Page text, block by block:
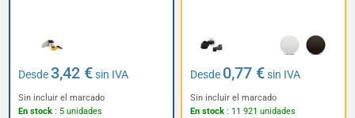
Desde3,42 €sin IVA
Sin incluir el marcado
En stock : 5 unidades
Desde 0,77 €sin IVA
Sin incluir el marcado
En stock : 11 921 unidades